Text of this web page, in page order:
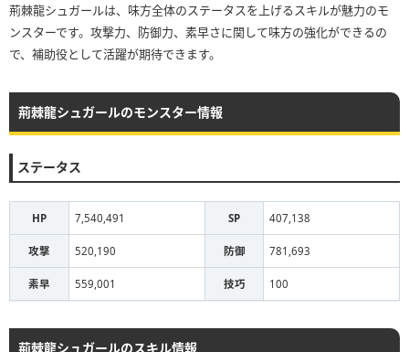
荊棘龍シュガールは、味方全体のステータスを上げるスキルが魅力のモ
ンスターです。攻撃力、防御力、素早さに関して味方の強化ができるの
で、補助役として活躍が期待できます。
荊棘龍シュガールのモンスター情報
ステータス
HP 7,540,491 SP 407,138
攻撃 520,190 防御 781,693
素早 559,001 技巧 100
荊棘龍シュガールのスキル情報